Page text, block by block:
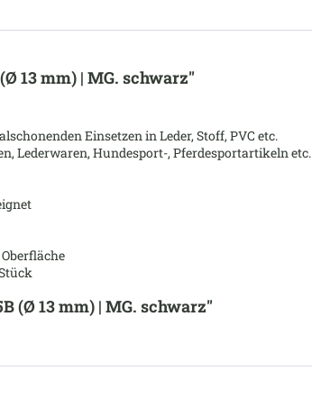
13 mm) | MG. schwarz"
Einsetzen in Leder, Stoff, PVC etc.
Lederwaren, Hundesport-, Pferdesportartikeln etc.
(Ø 13 mm) | MG. schwarz"